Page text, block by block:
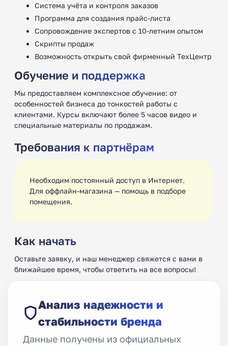
Система учёта и контроля заказов
Программа для создания прайс-листа
Сопровождение экспертов с 10-летним опытом
Скрипты продаж
Возможность открыть свой фирменный ТехЦентр
Обучение и поддержка
Мы предоставляем комплексное обучение: от
особенностей бизнеса до тонкостей работы с
клиентами. Курсы включают более 5 часов видео и
специальные материалы по продажам.
Требования к партнёрам
Необходим постоянный доступ в Интернет.
Для оффлайн-магазина — помощь в подборе
помещения.
Как начать
Оставьте заявку, и наш менеджер свяжется с вами в
ближайшее время, чтобы ответить на все вопросы!
Анализ надежности и
стабильности бренда
Данные получены из официальных